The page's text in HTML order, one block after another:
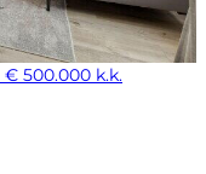
€ 500.000 k.k.